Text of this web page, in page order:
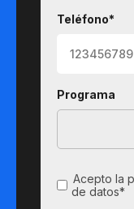
Teléfono*
Programa
Acepto la
de datos*